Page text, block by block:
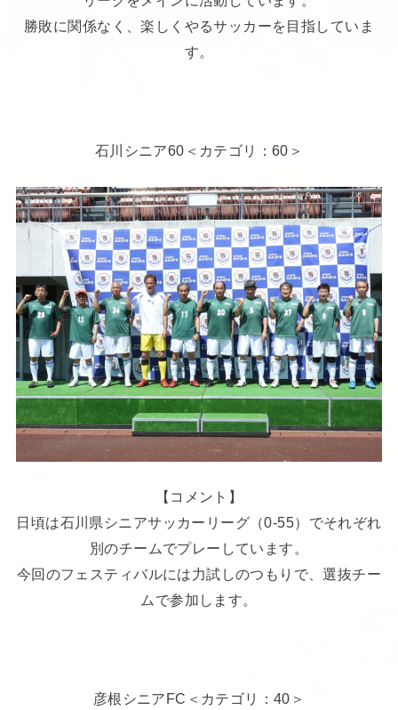
勝敗に関係なく、楽しくやるサッカーを目指していま
す。
石川シニア60＜カテゴリ：60＞
【コメント】
日頃は石川県シニアサッカーリーグ（0-55）でそれぞれ
別のチームでプレーしています。
今回のフェスティバルには力試しのつもりで、選抜チー
ムで参加します。
彦根シニアFC＜カテゴリ：40＞